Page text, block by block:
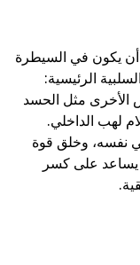
أن يكون في السيطرة
الرئيسية:
الأخرى مثل الحسد
لهب الداخلي.
نفسه، وخلق قوة
على كسر